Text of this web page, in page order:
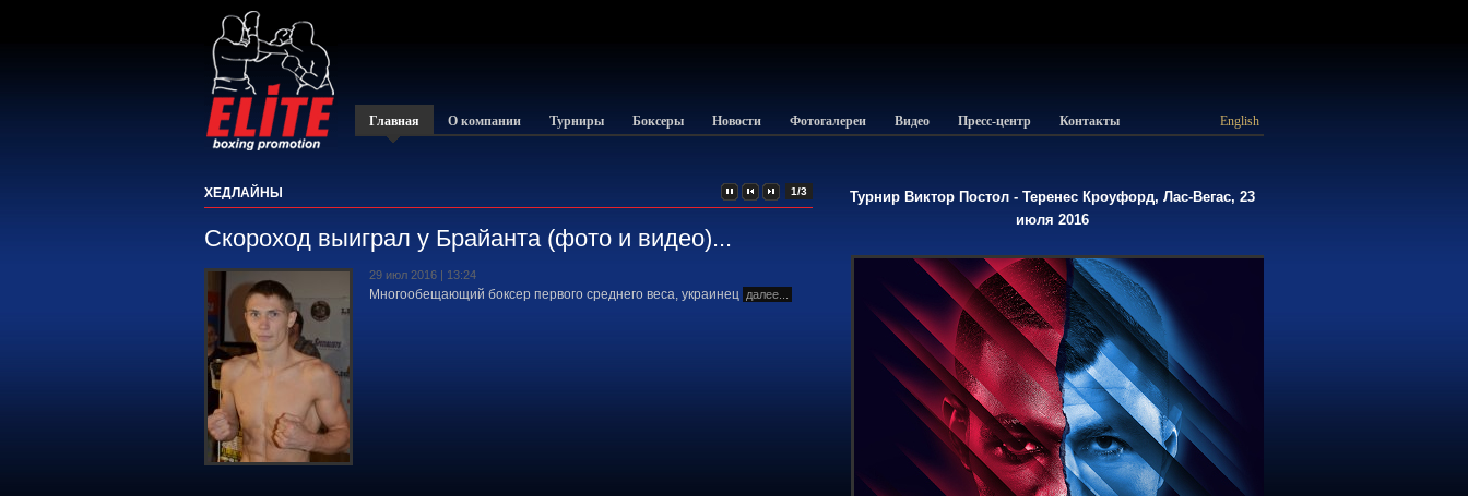
Главная О компании Турниры Боксеры Новости Фотогалереи Видео Пресс-центр Контакты English
ХЕДЛАЙНЫ 1/3
Скороход выиграл у Брайанта (фото и видео)...
29 июл 2016 | 13:24
Многообещающий боксер первого среднего веса, украинец далее...
Турнир Виктор Постол - Теренес Кроуфорд, Лас-Вегас, 23
июля 2016